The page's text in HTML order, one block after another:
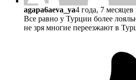
agapa6aeva_ya4 года, 7 месяцев
Все равно у Турции более
не зря многие переезжают в